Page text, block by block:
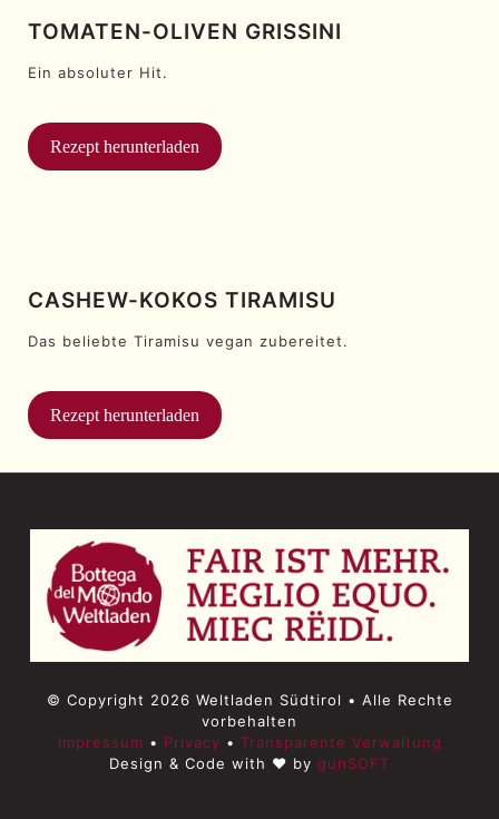
TOMATEN-OLIVEN GRISSINI
Ein absoluter Hit.
Rezept herunterladen
CASHEW-KOKOS TIRAMISU
Das beliebte Tiramisu vegan zubereitet.
Rezept herunterladen
© Copyright 2026 Weltladen Südtirol • Alle Rechte
vorbehalten
Impressum • Privacy • Transparente Verwaltung
Design & Code with ♥ by gunSOFT